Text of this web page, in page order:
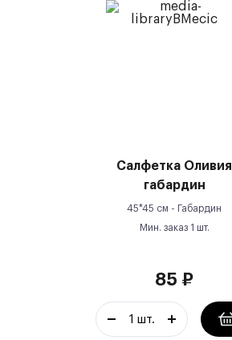
Салфетка Оливия
габардин
45*45 см - Габардин
Мин. заказ 1 шт.
85 ₽